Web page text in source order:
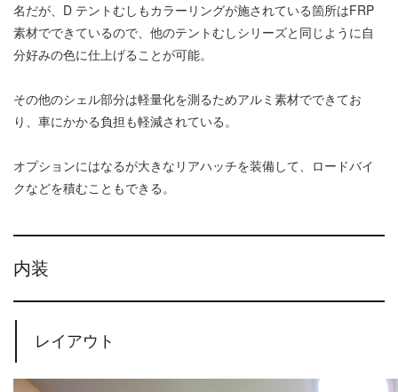
名だが、D テントむしもカラーリングが施されている箇所はFRP
素材でできているので、他のテントむしシリーズと同じように自
分好みの色に仕上げることが可能。
その他のシェル部分は軽量化を測るためアルミ素材でできてお
り、車にかかる負担も軽減されている。
オプションにはなるが大きなリアハッチを装備して、ロードバイ
クなどを積むこともできる。
内装
レイアウト